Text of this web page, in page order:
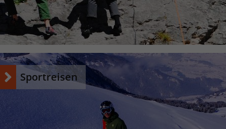
Sportreisen
Name _dc_gtm_UA-53600496-1
Anbieter Google Analytics
Laufzeit 1 Minute
Dieser Cookie identifiziert die Besucher nach
Alter, Geschlecht oder Interessen und nutzt
dazu den DoubleClick des Google Tag
Manager, um die gezielte